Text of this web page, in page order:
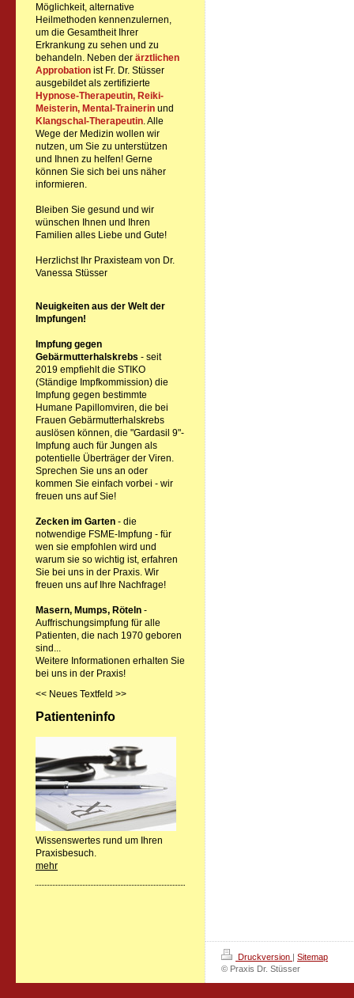
Möglichkeit, alternative
Heilmethoden kennenzulernen,
um die Gesamtheit Ihrer
Erkrankung zu sehen und zu
behandeln. Neben der ärztlichen
Approbation ist Fr. Dr. Stüsser
ausgebildet als zertifizierte
Hypnose-Therapeutin, Reiki-
Meisterin, Mental-Trainerin und
Klangschal-Therapeutin. Alle
Wege der Medizin wollen wir
nutzen, um Sie zu unterstützen
und Ihnen zu helfen! Gerne
können Sie sich bei uns näher
informieren.
Bleiben Sie gesund und wir
wünschen Ihnen und Ihren
Familien alles Liebe und Gute!
Herzlichst Ihr Praxisteam von Dr.
Vanessa Stüsser
Neuigkeiten aus der Welt der
Impfungen!
Impfung gegen
Gebärmutterhalskrebs - seit
2019 empfiehlt die STIKO
(Ständige Impfkommission) die
Impfung gegen bestimmte
Humane Papillomviren, die bei
Frauen Gebärmutterhalskrebs
auslösen können, die "Gardasil 9"-
Impfung auch für Jungen als
potentielle Überträger der Viren.
Sprechen Sie uns an oder
kommen Sie einfach vorbei - wir
freuen uns auf Sie!
Zecken im Garten - die
notwendige FSME-Impfung - für
wen sie empfohlen wird und
warum sie so wichtig ist, erfahren
Sie bei uns in der Praxis. Wir
freuen uns auf Ihre Nachfrage!
Masern, Mumps, Röteln -
Auffrischungsimpfung für alle
Patienten, die nach 1970 geboren
sind...
Weitere Informationen erhalten Sie
bei uns in der Praxis!
<< Neues Textfeld >>
Patienteninfo
Wissenswertes rund um Ihren
Praxisbesuch.
mehr
Druckversion | Sitemap
© Praxis Dr. Stüsser